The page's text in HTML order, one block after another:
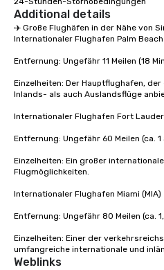
decades, Dav El | BostonCoach
currently operates in over 550
metropolitan markets, across 6
continents, with a fleet of more
Additional details
✈️ Große Flughäfen in der Nähe von
Internationaler Flughafen Palm Beach
Entfernung: Ungefähr 11 Meilen (18
Einzelheiten: Der Hauptflughafen,
Inlands- als auch Auslandsflüge
Internationaler Flughafen Fort
Entfernung: Ungefähr 60 Meilen (ca.
Einzelheiten: Ein großer
Flugmöglichkeiten.
Internationaler Flughafen Miami (MIA)
Entfernung: Ungefähr 80 Meilen (ca.
Einzelheiten: Einer der
umfangreiche internationale und
Weblinks